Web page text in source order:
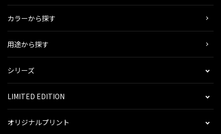
カラーから探す
用途から探す
シリーズ
LIMITED EDITION
オリジナルプリント